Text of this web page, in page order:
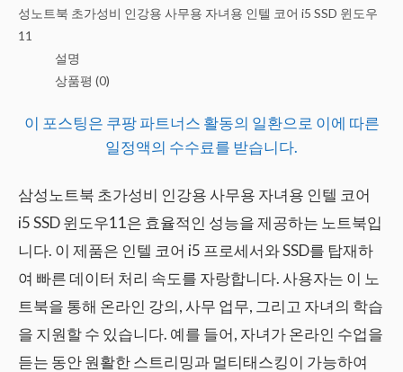
성노트북 초가성비 인강용 사무용 자녀용 인텔 코어 i5 SSD 윈도우
11
설명
상품평 (0)
이 포스팅은 쿠팡 파트너스 활동의 일환으로 이에 따른
일정액의 수수료를 받습니다.
삼성노트북 초가성비 인강용 사무용 자녀용 인텔 코어
i5 SSD 윈도우11은 효율적인 성능을 제공하는 노트북입
니다. 이 제품은 인텔 코어 i5 프로세서와 SSD를 탑재하
여 빠른 데이터 처리 속도를 자랑합니다. 사용자는 이 노
트북을 통해 온라인 강의, 사무 업무, 그리고 자녀의 학습
을 지원할 수 있습니다. 예를 들어, 자녀가 온라인 수업을
듣는 동안 원활한 스트리밍과 멀티태스킹이 가능하여